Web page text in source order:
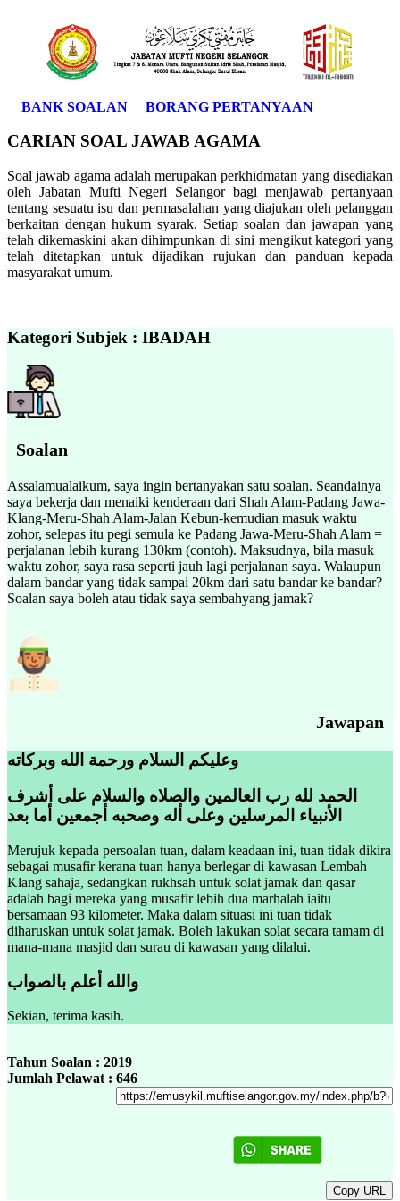
BANK SOALAN BORANG PERTANYAAN
CARIAN SOAL JAWAB AGAMA
Soal jawab agama adalah merupakan perkhidmatan yang disediakan
oleh Jabatan Mufti Negeri Selangor bagi menjawab pertanyaan
tentang sesuatu isu dan permasalahan yang diajukan oleh pelanggan
berkaitan dengan hukum syarak. Setiap soalan dan jawapan yang
telah dikemaskini akan dihimpunkan di sini mengikut kategori yang
telah ditetapkan untuk dijadikan rujukan dan panduan kepada
masyarakat umum.
Kategori Subjek : IBADAH
Soalan
Assalamualaikum, saya ingin bertanyakan satu soalan. Seandainya
saya bekerja dan menaiki kenderaan dari Shah Alam-Padang Jawa-
Klang-Meru-Shah Alam-Jalan Kebun-kemudian masuk waktu
zohor, selepas itu pegi semula ke Padang Jawa-Meru-Shah Alam =
perjalanan lebih kurang 130km (contoh). Maksudnya, bila masuk
waktu zohor, saya rasa seperti jauh lagi perjalanan saya. Walaupun
dalam bandar yang tidak sampai 20km dari satu bandar ke bandar?
Soalan saya boleh atau tidak saya sembahyang jamak?
Jawapan
الحمد لله رب العالمين والصلاه والسلام على أشرف
الأنبياء المرسلين وعلى أله وصحبه أجمعين أما بعد
Merujuk kepada persoalan tuan, dalam keadaan ini, tuan tidak dikira
sebagai musafir kerana tuan hanya berlegar di kawasan Lembah
Klang sahaja, sedangkan rukhsah untuk solat jamak dan qasar
adalah bagi mereka yang musafir lebih dua marhalah iaitu
bersamaan 93 kilometer. Maka dalam situasi ini tuan tidak
diharuskan untuk solat jamak. Boleh lakukan solat secara tamam di
mana-mana masjid dan surau di kawasan yang dilalui.
والله أعلم بالصواب
Sekian, terima kasih.
Tahun Soalan : 2019
Jumlah Pelawat : 646
Copy URL